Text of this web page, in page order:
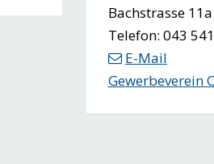
Bachstrasse 11a
Telefon: 043
E-Mail
Gewerbeverein